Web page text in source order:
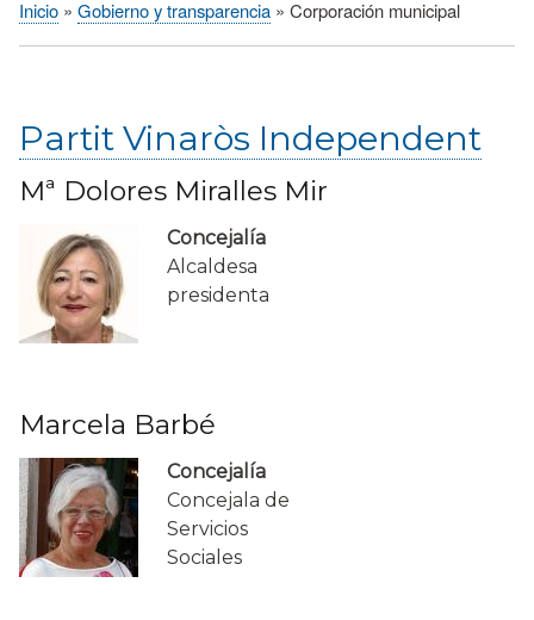
Sobrescribir
ayuda
a
la
Inicio Gobierno y transparencia Corporación municipal
Partit Vinaròs Independent
Mª Dolores Miralles Mir
Concejalía
Alcaldesa
presidenta
Marcela Barbé
Concejalía
Concejala de
Servicios
Sociales